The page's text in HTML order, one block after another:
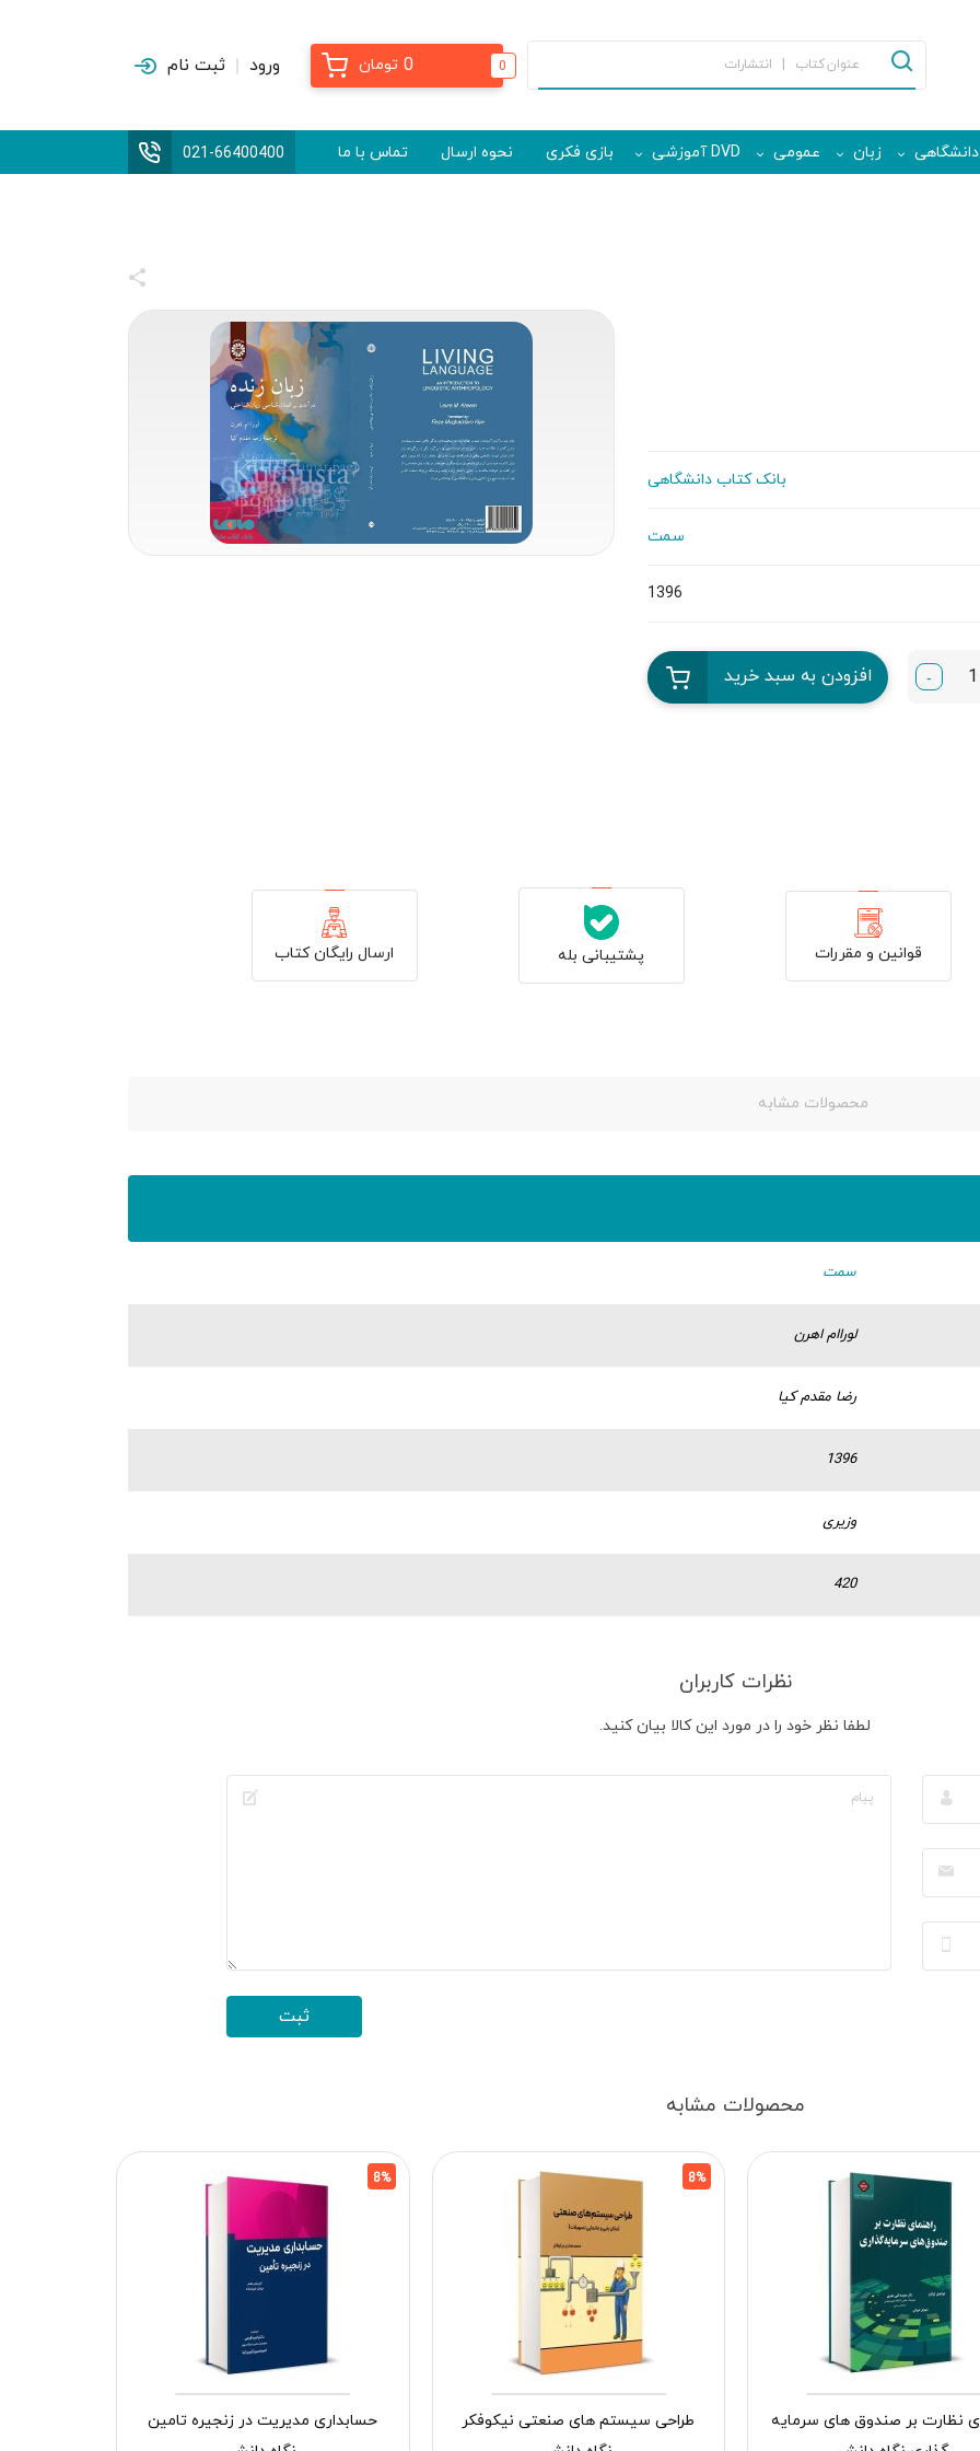
0
0 تومان ورود ثبت نام
دانشگاهی زبان عمومی DVD آموزشی بازی فکری نحوه ارسال تماس با ما 021-66400400
بانک کتاب دانشگاهی
سمت
1396
- افزودن به سبد خرید
قوانین و مقررات پشتیبانی بله ارسال رایگان کتاب
محصولات مشابه
سمت
لوراام اهرن
رضا مقدم کیا
1396
وزیری
420
نظرات کاربران
لطفا نظر خود را در مورد این کالا بیان کنید.
محصولات مشابه
نظارت بر صندوق های سرمایه
8%
طراحی سیستم های صنعتی نیکوفکر
8%
حسابداری مدیریت در زنجیره تامین